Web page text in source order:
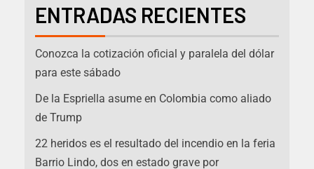
ENTRADAS RECIENTES
Conozca la cotización oficial y paralela del dólar
para este sábado
De la Espriella asume en Colombia como aliado
de Trump
22 heridos es el resultado del incendio en la feria
Barrio Lindo, dos en estado grave por